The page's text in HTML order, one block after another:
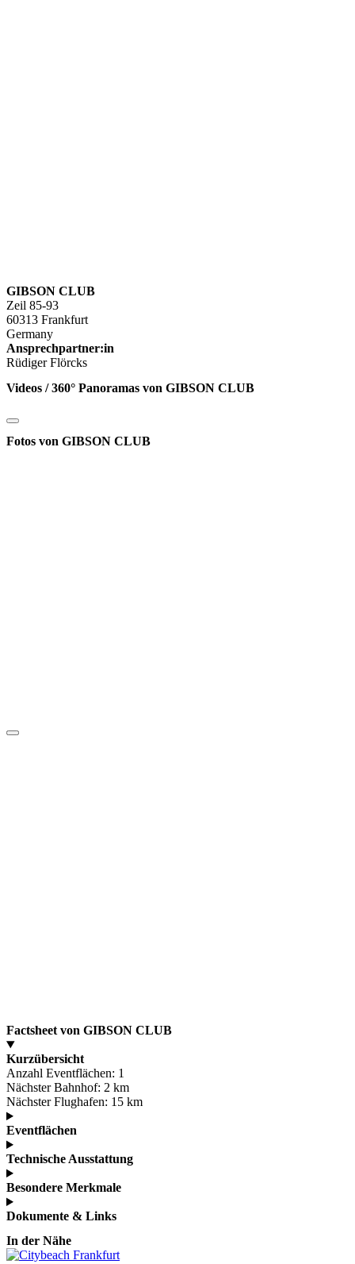
GIBSON CLUB
Zeil 85-93
60313 Frankfurt
Germany
Ansprechpartner:in
Rüdiger Flörcks
Videos / 360° Panoramas von GIBSON CLUB
Fotos von GIBSON CLUB
Factsheet von GIBSON CLUB
Kurzübersicht
Anzahl Eventflächen: 1
Nächster Bahnhof: 2 km
Nächster Flughafen: 15 km
Eventflächen
Technische Ausstattung
Besondere Merkmale
Dokumente & Links
In der Nähe